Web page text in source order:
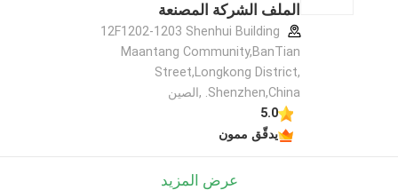
الملف الشركة المصنعة
12F1202-1203 Shenhui Building
Maantang Community,BanTian
Street,Longkong District,
Shenzhen,China. ,الصين
5.0
يدقّق ممون
عرض المزيد